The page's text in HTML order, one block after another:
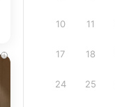
i
10 11
17 18
24 25